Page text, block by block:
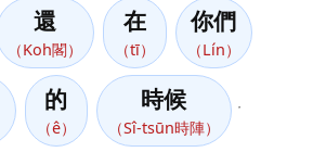
還
（Koh閣）
在
（tī）
你們
（Lín）
的
（ê）
時候
（Sî-tsūn時陣）